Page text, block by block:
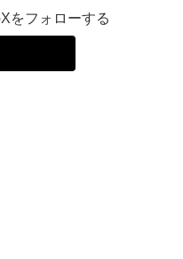
をフォローする